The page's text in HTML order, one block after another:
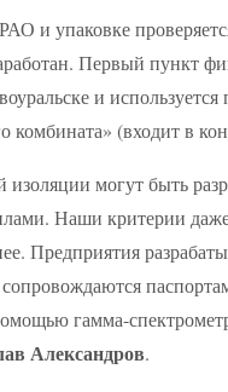
и упаковке
Первый пункт
и
комбината» (входит в
могут быть
Наши критерии
Предприятия
гамма-
Александров.